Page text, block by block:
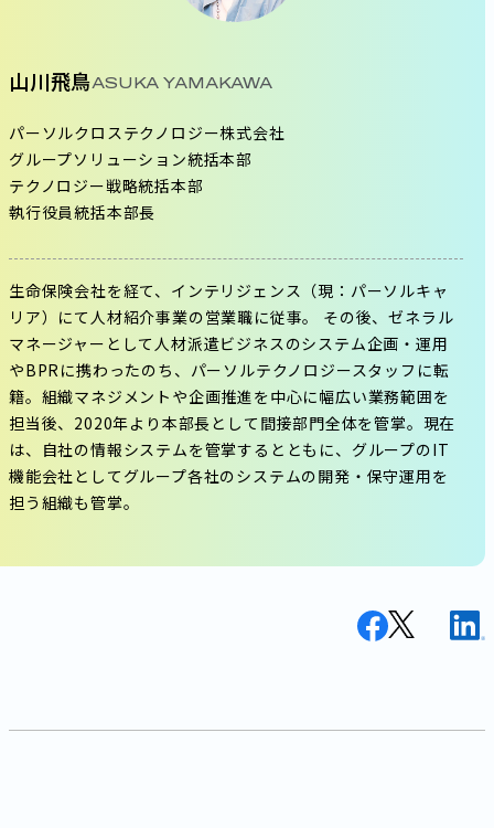
山川飛鳥ASUKA YAMAKAWA
パーソルクロステクノロジー株式会社
グループソリューション統括本部
テクノロジー戦略統括本部
執行役員統括本部長
生命保険会社を経て、インテリジェンス（現：パーソルキャ
リア）にて人材紹介事業の営業職に従事。 その後、ゼネラル
マネージャーとして人材派遣ビジネスのシステム企画・運用
やBPRに携わったのち、パーソルテクノロジースタッフに転
籍。組織マネジメントや企画推進を中心に幅広い業務範囲を
担当後、2020年より本部長として間接部門全体を管掌。現在
は、自社の情報システムを管掌するとともに、グループのIT
機能会社としてグループ各社のシステムの開発・保守運用を
担う組織も管掌。